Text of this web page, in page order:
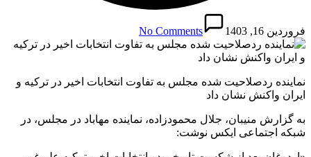
فروردین 16, 1403 No Comments
نماینده ردصلاحیت شده مجلس به تفاوت انتخابات اخیر در ترکیه و
ایران واکنش نشان داد
به گزارش منیبان، جلال محمودزاده، نماینده مهاباد در مجلس، در
شبکه اجتماعی ایکس نوشت: